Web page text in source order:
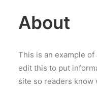
DOKUMENTY
About
This is an example of
edit this to put
site so readers know